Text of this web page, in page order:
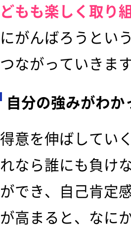
どもも楽しく取り
にがんばろうとい
つながっていきます
自分の強みがわ
得意を伸ばしてい
れなら誰にも負け
ができ、自己肯定
が高まると、なに